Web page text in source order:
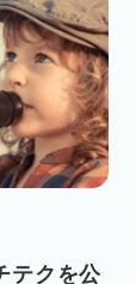
テクを公